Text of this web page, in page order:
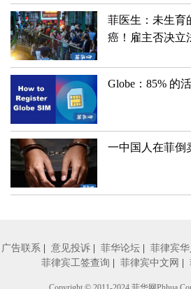
菲医生：未生育
癌！雇主否决立
Globe：85% 的
一中国人在菲倒
广告联系 意见投诉 菲华论坛 菲律宾华
菲律宾工签查询
菲律宾中文网